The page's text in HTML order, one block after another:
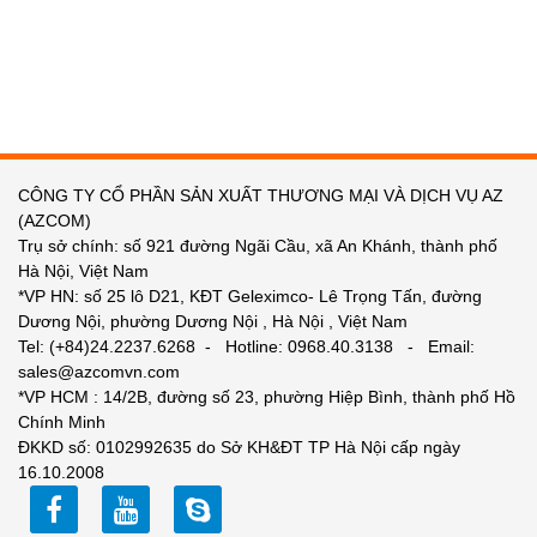
CÔNG TY CỔ PHẦN SẢN XUẤT THƯƠNG MẠI VÀ DỊCH VỤ AZ
(AZCOM)
Trụ sở chính: số 921 đường Ngãi Cầu, xã An Khánh, thành phố
Hà Nội, Việt Nam
*VP HN: số 25 lô D21, KĐT Geleximco- Lê Trọng Tấn, đường
Dương Nội, phường Dương Nội , Hà Nội , Việt Nam
Tel: (+84)24.2237.6268 - Hotline: 0968.40.3138 - Email:
sales@azcomvn.com
*VP HCM : 14/2B, đường số 23, phường Hiệp Bình, thành phố Hồ
Chính Minh
ĐKKD số: 0102992635 do Sở KH&ĐT TP Hà Nội cấp ngày
16.10.2008